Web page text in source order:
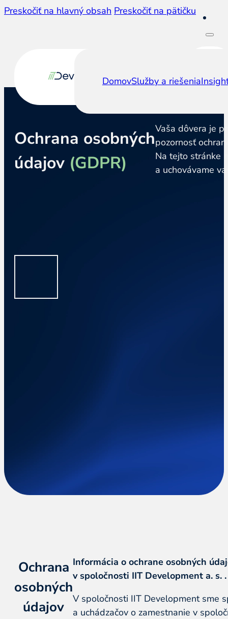
Preskočiť na hlavný obsah Preskočiť na pätičku
DomovSlužby a riešenia
Ochrana osobných
údajov (GDPR)
Vaša dôvera je
pozornosť
Na tejto stránke
a uchovávame
Ochrana
osobných
údajov
Informácia o ochrane osobných
v spoločnosti IIT Development a. s. .
V spoločnosti IIT Development sme
a uchádzačov o zamestnanie v